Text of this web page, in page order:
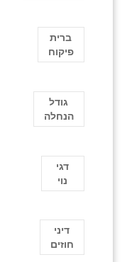
ברית
פיקוח
גודל
הנחלה
דגי
נוי
דיני
חוזים